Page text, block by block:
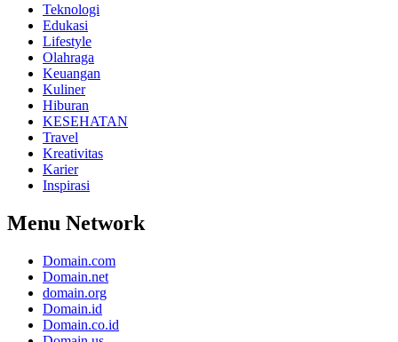
Teknologi
Edukasi
Lifestyle
Olahraga
Keuangan
Kuliner
Hiburan
KESEHATAN
Travel
Kreativitas
Karier
Inspirasi
Menu Network
Domain.com
Domain.net
domain.org
Domain.id
Domain.co.id